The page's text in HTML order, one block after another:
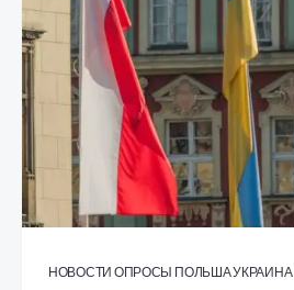
НОВОСТИ ОПРОСЫ ПОЛЬШАУКРАИНА